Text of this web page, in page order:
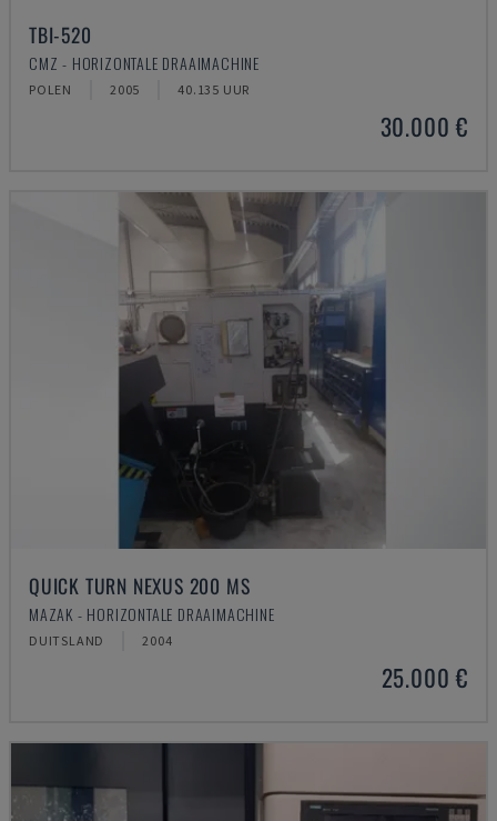
TBI-520
CMZ - HORIZONTALE DRAAIMACHINE
POLEN 2005 40.135 UUR
30.000 €
QUICK TURN NEXUS 200 MS
MAZAK - HORIZONTALE DRAAIMACHINE
DUITSLAND 2004
25.000 €